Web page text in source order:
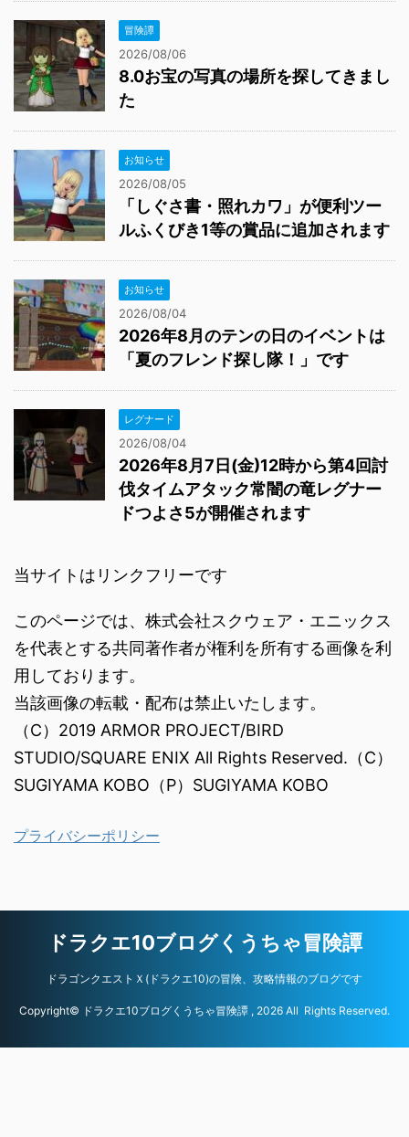
冒険譚
2026/08/06
8.0お宝の写真の場所を探してきまし
た
お知らせ
2026/08/05
「しぐさ書・照れカワ」が便利ツー
ルふくびき1等の賞品に追加されます
お知らせ
2026/08/04
2026年8月のテンの日のイベントは
「夏のフレンド探し隊！」です
レグナード
2026/08/04
2026年8月7日(金)12時から第4回討
伐タイムアタック常闇の竜レグナー
ドつよさ5が開催されます
当サイトはリンクフリーです
このページでは、株式会社スクウェア・エニックス
を代表とする共同著作者が権利を所有する画像を利
用しております。
当該画像の転載・配布は禁止いたします。
（C）2019 ARMOR PROJECT/BIRD
STUDIO/SQUARE ENIX All Rights Reserved.（C）
SUGIYAMA KOBO（P）SUGIYAMA KOBO
プライバシーポリシー
ドラクエ10ブログくうちゃ冒険譚
ドラゴンクエストＸ(ドラクエ10)の冒険、攻略情報のブログです
Copyright© ドラクエ10ブログくうちゃ冒険譚 , 2026 All Rights Reserved.